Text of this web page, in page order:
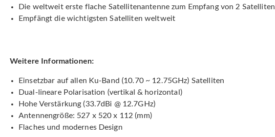
Die weltweit erste flache Satellitenantenne zum Empfang von 2 Satelliten
Empfängt die wichtigsten Satelliten weltweit
Weitere Informationen:
Einsetzbar auf allen Ku-Band (10.70 ~ 12.75GHz) Satelliten
Dual-lineare Polarisation (vertikal & horizontal)
Hohe Verstärkung (33.7dBi @ 12.7GHz)
Antennengröße: 527 x 520 x 112 (mm)
Flaches und modernes Design